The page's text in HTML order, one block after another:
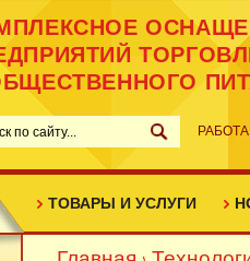
ТОВАРЫ И УСЛУГИ